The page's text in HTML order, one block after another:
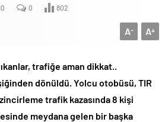
0 802
A+
A-
trafiğe aman dikkat..
dönüldü. Yolcu otobüsü, TIR
trafik kazasında 8 kişi
meydana gelen bir başka